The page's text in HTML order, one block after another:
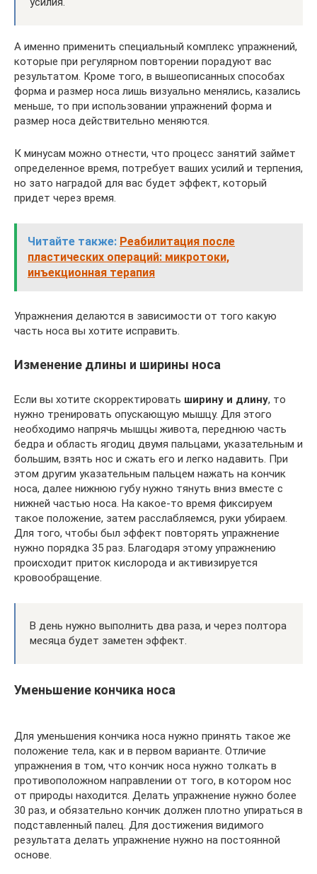
А именно применить специальный комплекс упражнений,
которые при регулярном повторении порадуют вас
результатом. Кроме того, в вышеописанных способах
форма и размер носа лишь визуально менялись, казались
меньше, то при использовании упражнений форма и
размер носа действительно меняются.
К минусам можно отнести, что процесс занятий займет
определенное время, потребует ваших усилий и терпения,
но зато наградой для вас будет эффект, который
придет через время.
Читайте также: Реабилитация после
пластических операций: микротоки,
инъекционная терапия
Упражнения делаются в зависимости от того какую
часть носа вы хотите исправить.
Изменение длины и ширины носа
Если вы хотите скорректировать ширину и длину, то
нужно тренировать опускающую мышцу. Для этого
необходимо напрячь мышцы живота, переднюю часть
бедра и область ягодиц двумя пальцами, указательным и
большим, взять нос и сжать его и легко надавить. При
этом другим указательным пальцем нажать на кончик
носа, далее нижнюю губу нужно тянуть вниз вместе с
нижней частью носа. На какое-то время фиксируем
такое положение, затем расслабляемся, руки убираем.
Для того, чтобы был эффект повторять упражнение
нужно порядка 35 раз. Благодаря этому упражнению
происходит приток кислорода и активизируется
кровообращение.
В день нужно выполнить два раза, и через полтора
месяца будет заметен эффект.
Уменьшение кончика носа
Для уменьшения кончика носа нужно принять такое же
положение тела, как и в первом варианте. Отличие
упражнения в том, что кончик носа нужно толкать в
противоположном направлении от того, в котором нос
от природы находится. Делать упражнение нужно более
30 раз, и обязательно кончик должен плотно упираться в
подставленный палец. Для достижения видимого
результата делать упражнение нужно на постоянной
основе.